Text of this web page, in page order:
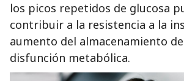
los picos repetidos de glucosa
contribuir a la resistencia a la
aumento del almacenamiento
disfunción metabólica.